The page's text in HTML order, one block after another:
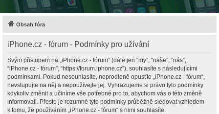
Obsah fóra
iPhone.cz - fórum - Podmínky pro užívání
Svým přístupem na „iPhone.cz - fórum“ (dále jen “my”, “naše”, “nás”,
“iPhone.cz - fórum”, “https://forum.iphone.cz”), souhlasíte s následujícími
podmínkami. Pokud nesouhlasíte, neprodleně opusťte „iPhone.cz - fórum“,
nevstupujte na něj a nepoužívejte jej. Vyhrazujeme si právo tyto podmínky
kdykoliv změnit a učiníme vše potřebné pro to, abychom vás o této změně
informovali. Přesto je rozumné tyto podmínky průběžně sledovat vzhledem
k tomu, že používáním „iPhone.cz - fórum“ s nimi souhlasíte.